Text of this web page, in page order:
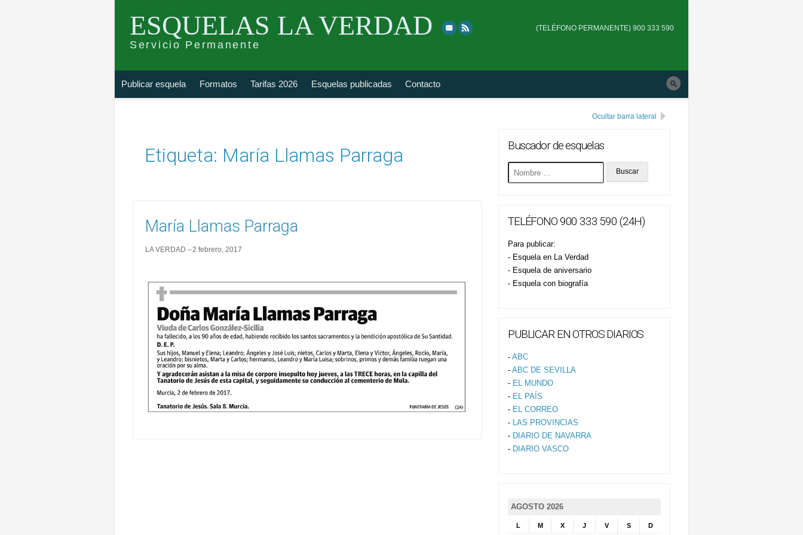
ESQUELAS LA VERDAD
Servicio Permanente
to
top
main
(TELÉFONO PERMANENTE) 900 333 590
Publicar esquela Formatos Tarifas 2026 Esquelas publicadas Contacto
esquela
Etiqueta: María Llamas Parraga
María Llamas Parraga
LA VERDAD 2 febrero, 2017
Ocultar barra lateral
Buscador de esquelas
Buscar
esquela
TELÉFONO 900 333 590 (24H)
Para publicar:
- Esquela en La Verdad
- Esquela de aniversario
- Esquela con biografía
PUBLICAR EN OTROS DIARIOS
- ABC
- ABC DE SEVILLA
- EL MUNDO
- EL PAÍS
- EL CORREO
- LAS PROVINCIAS
- DIARIO DE NAVARRA
- DIARIO VASCO
AGOSTO 2026
L M X J V S D